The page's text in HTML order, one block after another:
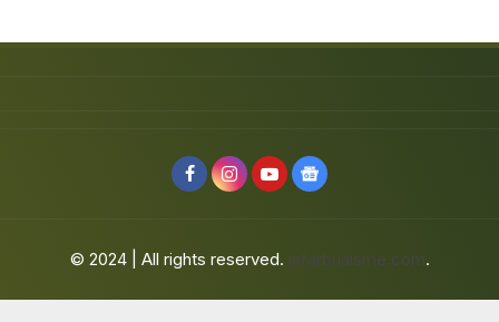
© 2024 | All rights reserved. jafarbuaisme.com.